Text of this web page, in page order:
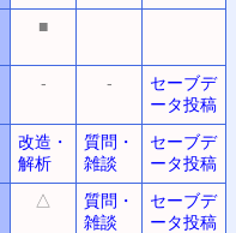
■
- -
セーブデ
ータ投稿
改造・
解析
質問・
雑談
セーブデ
ータ投稿
△
質問・
雑談
セーブデ
ータ投稿